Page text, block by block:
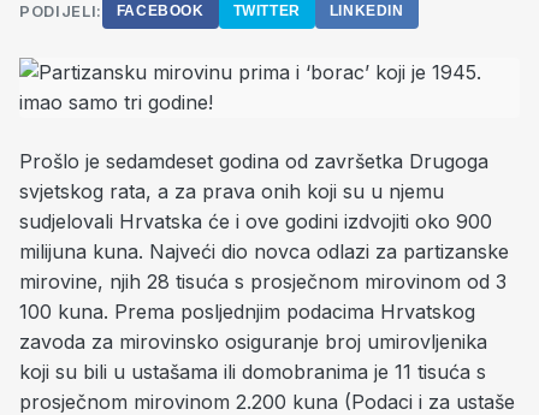
PODIJELI: FACEBOOK TWITTER LINKEDIN
Prošlo je sedamdeset godina od završetka Drugoga
svjetskog rata, a za prava onih koji su u njemu
sudjelovali Hrvatska će i ove godini izdvojiti oko 900
milijuna kuna. Najveći dio novca odlazi za partizanske
mirovine, njih 28 tisuća s prosječnom mirovinom od 3
100 kuna. Prema posljednjim podacima Hrvatskog
zavoda za mirovinsko osiguranje broj umirovljenika
koji su bili u ustašama ili domobranima je 11 tisuća s
prosječnom mirovinom 2.200 kuna (Podaci i za ustaše